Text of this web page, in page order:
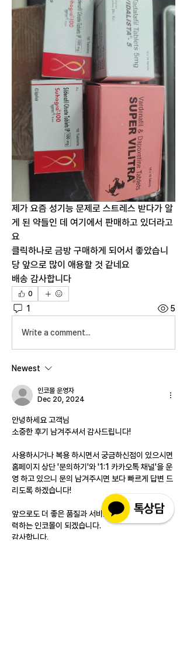
제가 요즘 성기능 문제로 스트레스 받다가 알
게 된 약들인 데 여기에서 판매하고 있더라고
요
클릭하나로 금방 구매하게 되어서 좋았습니
당 앞으로 많이 애용할 것 같네요
배송 감사합니다
0
1 5
Write a comment...
Newest
인코몰 운영자
Dec 20, 2024
안녕하세요 고객님
소중한 후기 남겨주셔서 감사드립니다!
사용하시거나 복용 하시면서 궁금하신점이 있으시면
홈페이지 상단 '문의하기'와 '1:1 카카오톡 채널'을 운
영 하고 있으니 문의 남겨주시면 보다 빠르게 답변 드
리도록 하겠습니다!
앞으로도 더 좋은 품질과 서비스를 제공하기 위해 노
력하는 인코몰이 되겠습니다.
감사합니다.